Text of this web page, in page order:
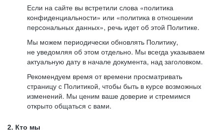
Если на сайте вы встретили слова «политика
конфиденциальности» или «политика в отношении
персональных данных», речь идет об этой Политике.
Мы можем периодически обновлять Политику,
не уведомляя об этом отдельно. Мы всегда указываем
актуальную дату в начале документа, над заголовком.
Рекомендуем время от времени просматривать
страницу с Политикой, чтобы быть в курсе возможных
изменений. Мы ценим ваше доверие и стремимся
открыто общаться с вами.
2. Кто мы